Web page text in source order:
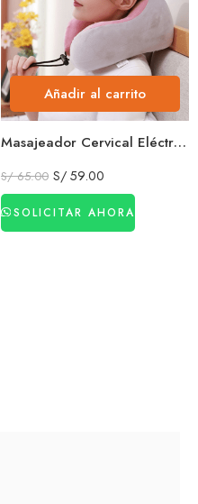
Añadir al carrito
Masajeador Cervical Eléctrico en U con Calor y Masaje Profundo Antiestrés
S/65.00 S/59.00
SOLICITAR AHORA